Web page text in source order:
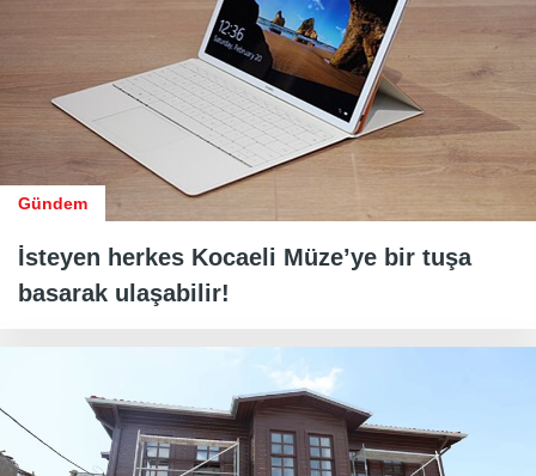
Gündem
İsteyen herkes Kocaeli Müze’ye bir tuşa
basarak ulaşabilir!